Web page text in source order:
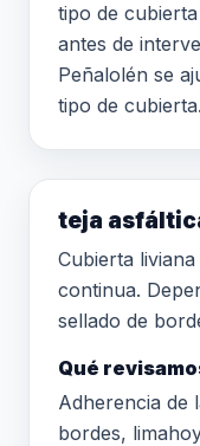
tipo de
antes de
Peñalolén se
tipo de cubierta.
teja
Cubierta
continua.
sellado de
Qué
Adherencia de
bordes,